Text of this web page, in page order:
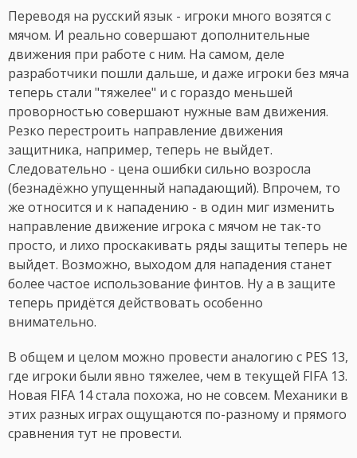
Переводя на русский язык - игроки много возятся с
мячом. И реально совершают дополнительные
движения при работе с ним. На самом, деле
разработчики пошли дальше, и даже игроки без мяча
теперь стали "тяжелее" и с гораздо меньшей
проворностью совершают нужные вам движения.
Резко перестроить направление движения
защитника, например, теперь не выйдет.
Следовательно - цена ошибки сильно возросла
(безнадёжно упущенный нападающий). Впрочем, то
же относится и к нападению - в один миг изменить
направление движение игрока с мячом не так-то
просто, и лихо проскакивать ряды защиты теперь не
выйдет. Возможно, выходом для нападения станет
более частое использование финтов. Ну а в защите
теперь придётся действовать особенно
внимательно.
В общем и целом можно провести аналогию с PES 13,
где игроки были явно тяжелее, чем в текущей FIFA 13.
Новая FIFA 14 стала похожа, но не совсем. Механики в
этих разных играх ощущаются по-разному и прямого
сравнения тут не провести.